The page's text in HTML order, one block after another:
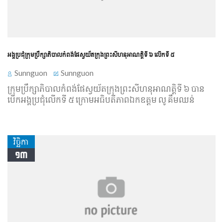
​អង្គប្រជុំ​ក្រុមប្រឹក្សាភិបាល​កំពង់​ផែ​ស្វយ័ត​ក្រុងព្រះសីហនុ​អាណត្តិ​ទី ៦ ​លើក​ទី ៥
Sunnguon Sunnguon
ក្រុមប្រឹក្សាភិបាល​កំពង់​ផែ​ស្វយ័ត​ក្រុងព្រះសីហនុ​អាណត្តិ​ទី ៦ បាន​
បើក​អង្គប្រជុំ​លើក​ទី ៥ ក្រោម​អធិបតីភាព​ឯកឧត្ដម លូ គឹមឈន់
វិច្ឆិកា
១៣